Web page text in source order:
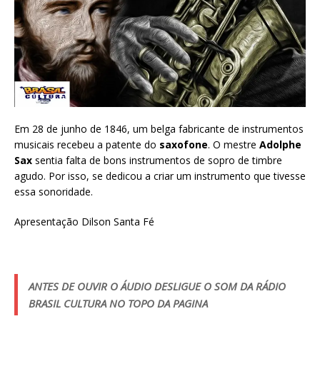
Em 28 de junho de 1846, um belga fabricante de instrumentos
musicais recebeu a patente do saxofone. O mestre Adolphe
Sax sentia falta de bons instrumentos de sopro de timbre
agudo. Por isso, se dedicou a criar um instrumento que tivesse
essa sonoridade.
Apresentação Dilson Santa Fé
ANTES DE OUVIR O ÁUDIO DESLIGUE O SOM DA RÁDIO
BRASIL CULTURA NO TOPO DA PAGINA